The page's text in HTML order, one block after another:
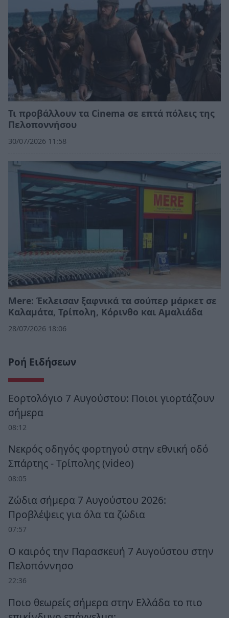
Τι προβάλλουν τα Cinema σε επτά πόλεις της
Πελοποννήσου
30/07/2026 11:58
Mere: Έκλεισαν ξαφνικά τα σούπερ μάρκετ σε
Καλαμάτα, Τρίπολη, Κόρινθο και Αμαλιάδα
28/07/2026 18:06
Ροή Ειδήσεων
Εορτολόγιο 7 Αυγούστου: Ποιοι γιορτάζουν
σήμερα
08:12
Νεκρός οδηγός φορτηγού στην εθνική οδό
Σπάρτης - Τρίπολης (video)
08:05
Ζώδια σήμερα 7 Αυγούστου 2026:
Προβλέψεις για όλα τα ζώδια
07:57
Ο καιρός την Παρασκευή 7 Αυγούστου στην
Πελοπόννησο
22:36
Ποιο θεωρείς σήμερα στην Ελλάδα το πιο